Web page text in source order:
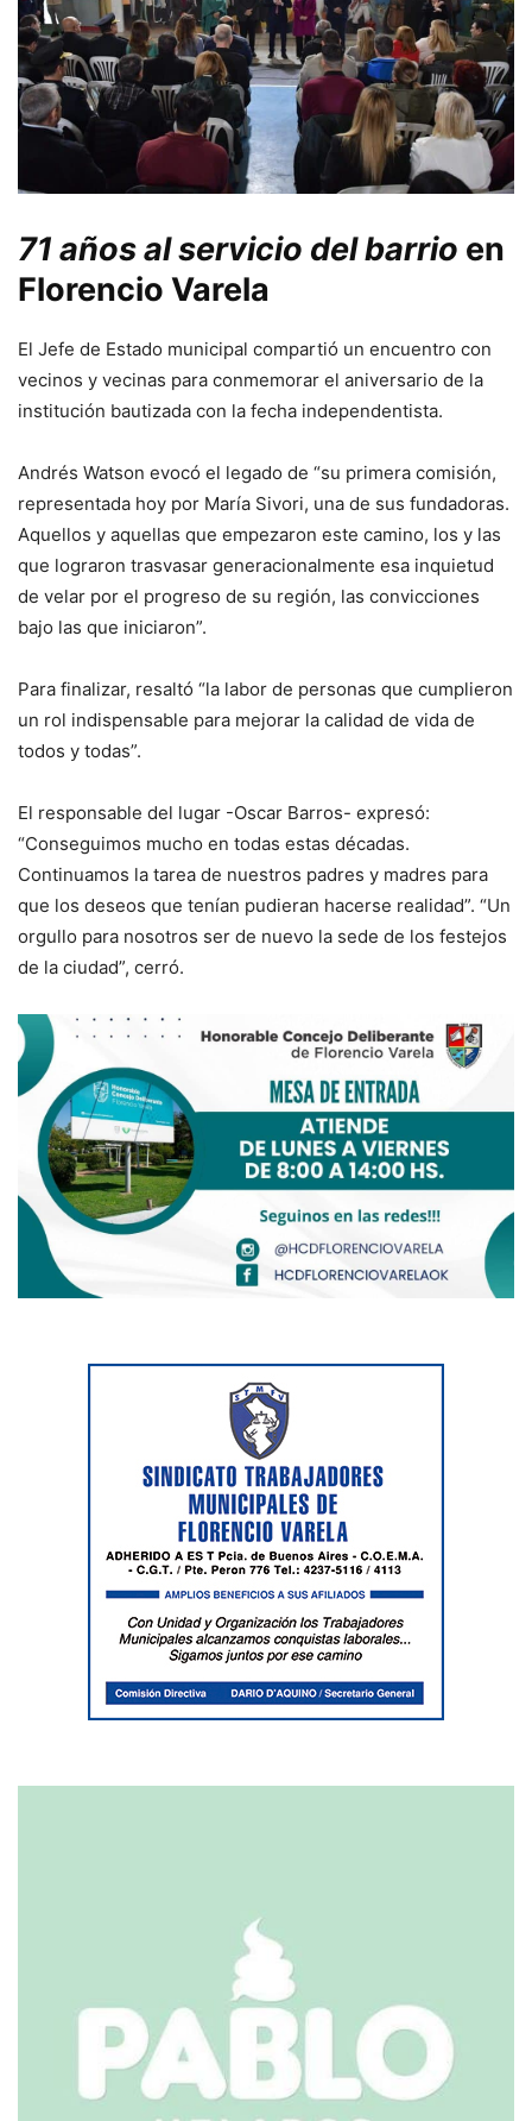
71 años al servicio del barrio en
Florencio Varela
El Jefe de Estado municipal compartió un encuentro con
vecinos y vecinas para conmemorar el aniversario de la
institución bautizada con la fecha independentista.
Andrés Watson evocó el legado de “su primera comisión,
representada hoy por María Sivori, una de sus fundadoras.
Aquellos y aquellas que empezaron este camino, los y las
que lograron trasvasar generacionalmente esa inquietud
de velar por el progreso de su región, las convicciones
bajo las que iniciaron”.
Para finalizar, resaltó “la labor de personas que cumplieron
un rol indispensable para mejorar la calidad de vida de
todos y todas”.
El responsable del lugar -Oscar Barros- expresó:
“Conseguimos mucho en todas estas décadas.
Continuamos la tarea de nuestros padres y madres para
que los deseos que tenían pudieran hacerse realidad”. “Un
orgullo para nosotros ser de nuevo la sede de los festejos
de la ciudad”, cerró.